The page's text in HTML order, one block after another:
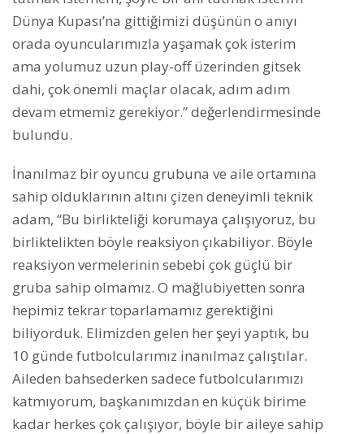
Dünya Kupası’na gittiğimizi düşünün o anıyı
orada oyuncularımızla yaşamak çok isterim
ama yolumuz uzun play-off üzerinden gitsek
dahi, çok önemli maçlar olacak, adım adım
devam etmemiz gerekiyor.” değerlendirmesinde
bulundu.
İnanılmaz bir oyuncu grubuna ve aile ortamına
sahip olduklarının altını çizen deneyimli teknik
adam, “Bu birlikteliği korumaya çalışıyoruz, bu
birliktelikten böyle reaksiyon çıkabiliyor. Böyle
reaksiyon vermelerinin sebebi çok güçlü bir
gruba sahip olmamız. O mağlubiyetten sonra
hepimiz tekrar toparlamamız gerektiğini
biliyorduk. Elimizden gelen her şeyi yaptık, bu
10 günde futbolcularımız inanılmaz çalıştılar.
Aileden bahsederken sadece futbolcularımızı
katmıyorum, başkanımızdan en küçük birime
kadar herkes çok çalışıyor, böyle bir aileye sahip